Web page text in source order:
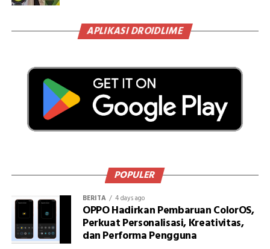
APLIKASI DROIDLIME
POPULER
BERITA 4 days ago
OPPO Hadirkan Pembaruan ColorOS,
Perkuat Personalisasi, Kreativitas,
dan Performa Pengguna